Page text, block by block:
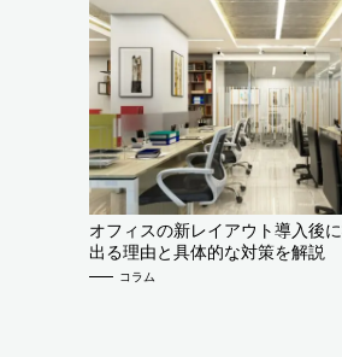
オフィスの新レイアウト導入後
出る理由と具体的な対策を解説
コラム